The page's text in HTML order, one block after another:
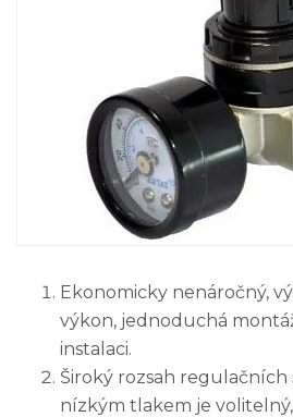
Ekonomicky nenáročný,
výkon, jednoduchá
instalaci.
Široký rozsah regulačních
nízkým tlakem je